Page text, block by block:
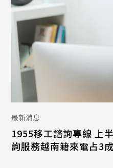
最新消息
1955移工諮詢專線 上
詢服務越南籍來電占3